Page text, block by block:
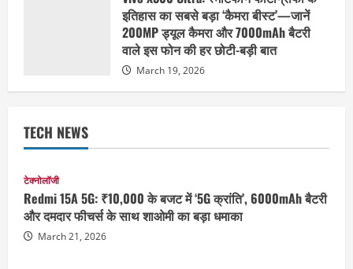
इतिहास का सबसे बड़ा ‘कैमरा बीस्ट’—जानें
200MP ड्यूल कैमरा और 7000mAh बैटरी
वाले इस फोन की हर छोटी-बड़ी बात
March 19, 2026
TECH NEWS
टेक्नोलॉजी
Redmi 15A 5G: ₹10,000 के बजट में ‘5G क्रांति’, 6000mAh बैटरी
और दमदार फीचर्स के साथ शाओमी का बड़ा धमाका
March 21, 2026